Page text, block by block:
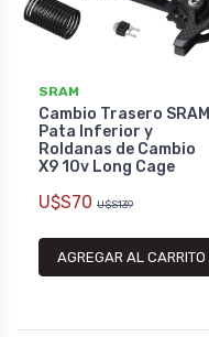
SRAM
Cambio Trasero SRAM
Pata Inferior y
Roldanas de Cambio
X9 10v Long Cage
U$S70 U$S139
AGREGAR AL CARRITO